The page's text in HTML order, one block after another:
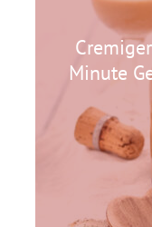
Minute